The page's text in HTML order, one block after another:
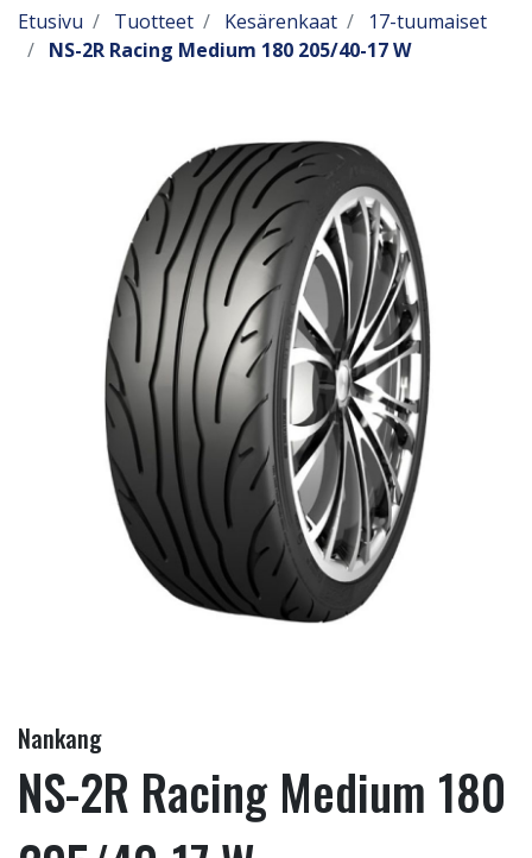
Etusivu Tuotteet Kesärenkaat
17-tuumaiset
NS-2R Racing Medium 180 205/40-17 W
Nankang
NS-2R Racing Medium 180